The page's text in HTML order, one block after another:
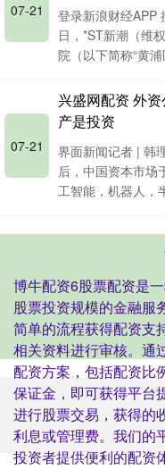
07-21
登录新浪财经APP
日，*ST新潮（维
院（以下简称“黄
07-21
兴盛网配资 外
产是投资
界面新闻记者 | 韩
后，中国资本市场
工智能，机器人，
博牛配资6股票配资是
股票投资规模的金融服
简单的流程获得配资支
相关资料进行审核。通
配资方案，包括配资比
保证金，即可获得平台
进行股票交易，获得的
利息或管理费。我们的
投资者提供便利的配资